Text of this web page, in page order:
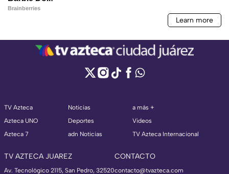
TV Azteca
Azteca UNO
Azteca 7
Noticias
Deportes
adn Noticias
a más +
Videos
TV Azteca Internacional
TV AZTECA JUAREZ
Av. Tecnológico 2115, San Pedro, 32520
CONTACTO
contacto@tvazteca.com